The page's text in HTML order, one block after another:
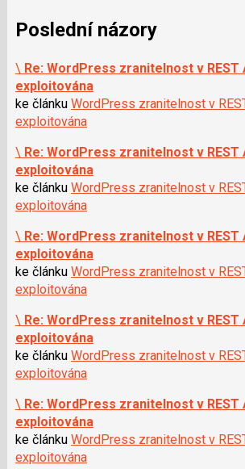
Poslední názory
\ Re: WordPress zranitelnost v REST
exploitována
ke článku WordPress zranitelnost v
exploitována
\ Re: WordPress zranitelnost v REST
exploitována
ke článku WordPress zranitelnost v
exploitována
\ Re: WordPress zranitelnost v REST
exploitována
ke článku WordPress zranitelnost v
exploitována
\ Re: WordPress zranitelnost v REST
exploitována
ke článku WordPress zranitelnost v
exploitována
\ Re: WordPress zranitelnost v REST
exploitována
ke článku WordPress zranitelnost v
exploitována